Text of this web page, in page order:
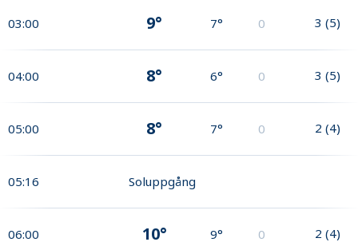
03:00 9° 7° 0 3 (5)
04:00 8° 6° 0 3 (5)
05:00 8° 7° 0 2 (4)
05:16 Soluppgång
06:00 10° 9° 0 2 (4)